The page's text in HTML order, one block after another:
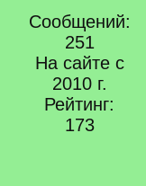
Сообщений:
251
На сайте с
2010 г.
Рейтинг:
173